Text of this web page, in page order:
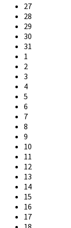
27
28
29
30
31
1
2
3
4
5
6
7
8
9
10
11
12
13
14
15
16
17